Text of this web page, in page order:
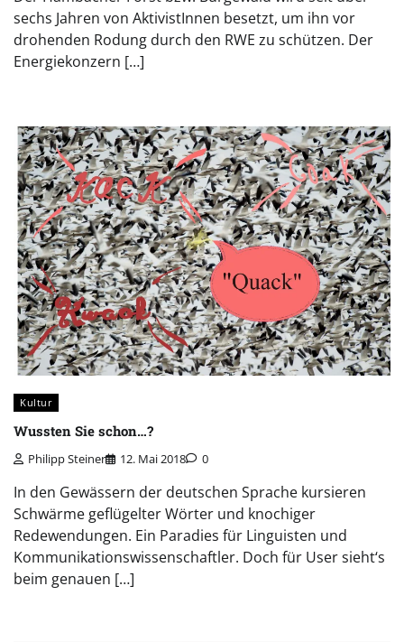
sechs Jahren von AktivistInnen besetzt, um ihn vor
drohenden Rodung durch den RWE zu schützen. Der
Energiekonzern […]
Kultur
Wussten Sie schon…?
Philipp Steiner 12. Mai 2018 0
In den Gewässern der deutschen Sprache kursieren
Schwärme geflügelter Wörter und knochiger
Redewendungen. Ein Paradies für Linguisten und
Kommunikationswissenschaftler. Doch für User sieht‘s
beim genauen […]